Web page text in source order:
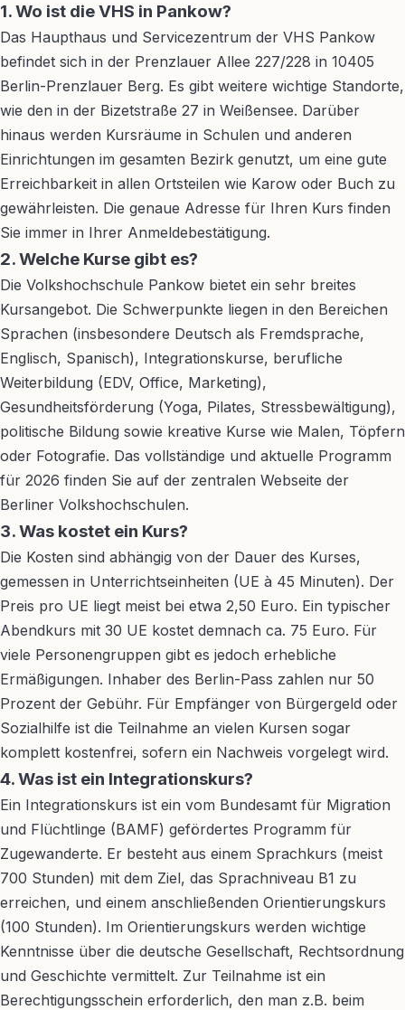
1. Wo ist die VHS in Pankow?
Das Haupthaus und Servicezentrum der VHS Pankow
befindet sich in der Prenzlauer Allee 227/228 in 10405
Berlin-Prenzlauer Berg. Es gibt weitere wichtige Standorte,
wie den in der Bizetstraße 27 in Weißensee. Darüber
hinaus werden Kursräume in Schulen und anderen
Einrichtungen im gesamten Bezirk genutzt, um eine gute
Erreichbarkeit in allen Ortsteilen wie Karow oder Buch zu
gewährleisten. Die genaue Adresse für Ihren Kurs finden
Sie immer in Ihrer Anmeldebestätigung.
2. Welche Kurse gibt es?
Die Volkshochschule Pankow bietet ein sehr breites
Kursangebot. Die Schwerpunkte liegen in den Bereichen
Sprachen (insbesondere Deutsch als Fremdsprache,
Englisch, Spanisch), Integrationskurse, berufliche
Weiterbildung (EDV, Office, Marketing),
Gesundheitsförderung (Yoga, Pilates, Stressbewältigung),
politische Bildung sowie kreative Kurse wie Malen, Töpfern
oder Fotografie. Das vollständige und aktuelle Programm
für 2026 finden Sie auf der zentralen Webseite der
Berliner Volkshochschulen.
3. Was kostet ein Kurs?
Die Kosten sind abhängig von der Dauer des Kurses,
gemessen in Unterrichtseinheiten (UE à 45 Minuten). Der
Preis pro UE liegt meist bei etwa 2,50 Euro. Ein typischer
Abendkurs mit 30 UE kostet demnach ca. 75 Euro. Für
viele Personengruppen gibt es jedoch erhebliche
Ermäßigungen. Inhaber des Berlin-Pass zahlen nur 50
Prozent der Gebühr. Für Empfänger von Bürgergeld oder
Sozialhilfe ist die Teilnahme an vielen Kursen sogar
komplett kostenfrei, sofern ein Nachweis vorgelegt wird.
4. Was ist ein Integrationskurs?
Ein Integrationskurs ist ein vom Bundesamt für Migration
und Flüchtlinge (BAMF) gefördertes Programm für
Zugewanderte. Er besteht aus einem Sprachkurs (meist
700 Stunden) mit dem Ziel, das Sprachniveau B1 zu
erreichen, und einem anschließenden Orientierungskurs
(100 Stunden). Im Orientierungskurs werden wichtige
Kenntnisse über die deutsche Gesellschaft, Rechtsordnung
und Geschichte vermittelt. Zur Teilnahme ist ein
Berechtigungsschein erforderlich, den man z.B. beim